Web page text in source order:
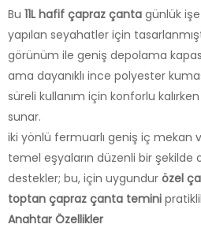
Bu 11L hafif çapraz çanta günlük işe
yapılan seyahatler için
görünüm ile geniş depolama
ama dayanıklı ince polyester
süreli kullanım için konforlu
sunar.
iki yönlü fermuarlı geniş iç mekan
temel eşyaların düzenli bir şekilde
destekler; bu, için uygundur özel
toptan çapraz çanta temini
Anahtar Özellikler